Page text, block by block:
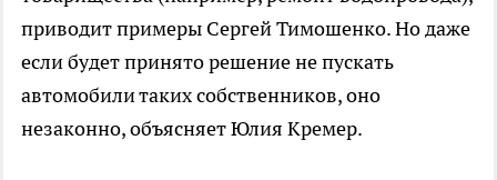
приводит примеры Сергей Тимошенко. Но даже
если будет принято решение не пускать
автомобили таких собственников, оно
незаконно, объясняет Юлия Кремер.